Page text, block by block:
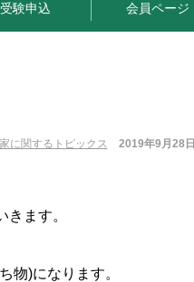
受験申込 会員ページ
に関するトピックス 2019年9月28日
ます。
物)になります。